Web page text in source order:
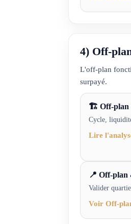
4) Off-
L'off-plan
surpayé.
🏗 Off-plan
Cycle,
Lire
📍 Off-plan
Valider
Voir Off-